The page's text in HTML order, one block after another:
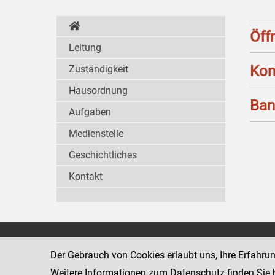
Leitung
Zuständigkeit
Hausordnung
Aufgaben
Medienstelle
Geschichtliches
Kontakt
Der Gebrauch von Cookies erlaubt uns, Ihre